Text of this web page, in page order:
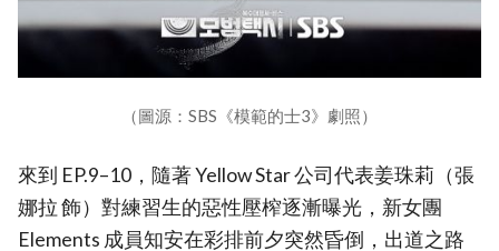
（圖源：SBS《模範的士3》劇照）
來到 EP.9–10，隨著 Yellow Star 公司代表姜珠莉（張
娜拉 飾）對練習生的惡性壓榨逐漸曝光，新女團
Elements 成員知安在彩排前夕突然昏倒，出道之路